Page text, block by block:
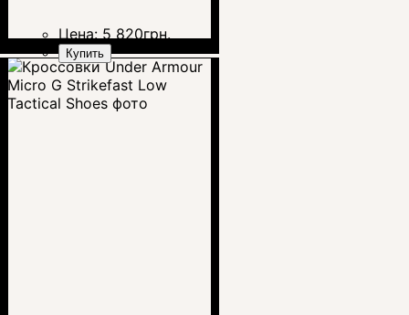
Цена: 5 820грн.
Купить